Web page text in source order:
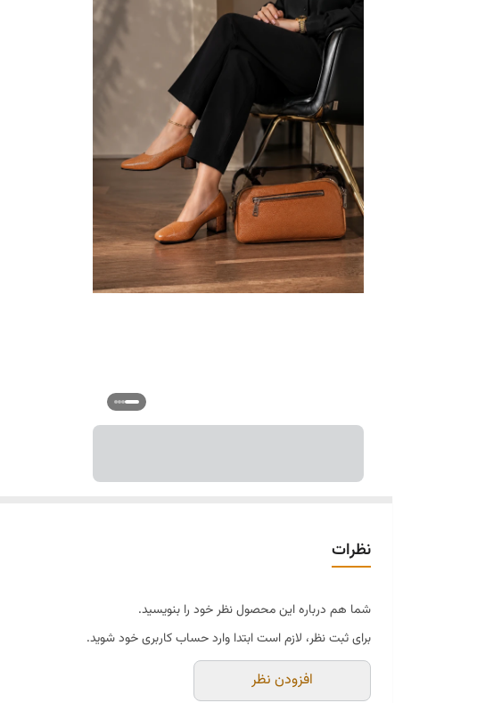
نظرات
شما هم درباره این محصول نظر خود را بنویسید.
برای ثبت نظر، لازم است ابتدا وارد حساب کاربری خود شوید.
افزودن نظر